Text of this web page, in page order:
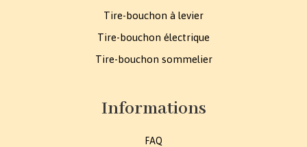
Tire-bouchon à levier
Tire-bouchon électrique
Tire-bouchon sommelier
Informations
FAQ